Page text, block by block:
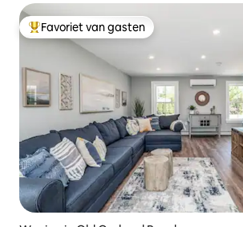
Topfavoriet van gasten
Favoriet van gasten